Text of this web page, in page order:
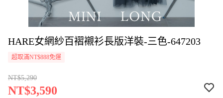
HARE女網紗百褶襯衫長版洋裝-三色-647203
超取滿NT$888免運
NT$5,290
NT$3,590